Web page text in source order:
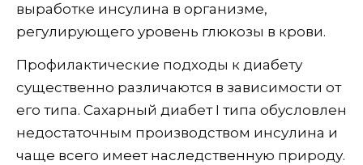
выработке инсулина в организме,
регулирующего уровень глюкозы в крови.
Профилактические подходы к диабету
существенно различаются в зависимости от
его типа. Сахарный диабет I типа обусловлен
недостаточным производством инсулина и
чаще всего имеет наследственную природу.